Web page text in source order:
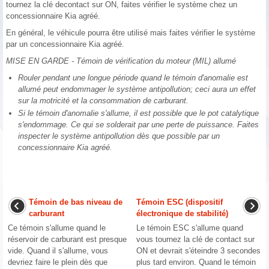
tournez la clé decontact sur ON, faites vérifier le système chez un
concessionnaire Kia agréé.
En général, le véhicule pourra être utilisé mais faites vérifier le système
par un concessionnaire Kia agréé.
MISE EN GARDE - Témoin de vérification du moteur (MIL) allumé
Rouler pendant une longue période quand le témoin d'anomalie est
allumé peut endommager le système antipollution; ceci aura un effet
sur la motricité et la consommation de carburant.
Si le témoin d'anomalie s'allume, il est possible que le pot catalytique
s'endommage. Ce qui se solderait par une perte de puissance. Faites
inspecter le système antipollution dès que possible par un
concessionnaire Kia agréé.
Témoin de bas niveau de
carburant
Ce témoin s'allume quand le
réservoir de carburant est presque
vide. Quand il s'allume, vous
devriez faire le plein dès que
Témoin ESC (dispositif
électronique de stabilité)
Le témoin ESC s'allume quand
vous tournez la clé de contact sur
ON et devrait s'éteindre 3 secondes
plus tard environ. Quand le témoin